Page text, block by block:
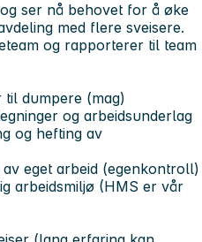
ser nå behovet for å øke
med flere sveisere.
og rapporterer til team
dumpere (mag)
og arbeidsunderlag
og hefting av
eget arbeid (egenkontroll)
arbeidsmiljø (HMS er vår